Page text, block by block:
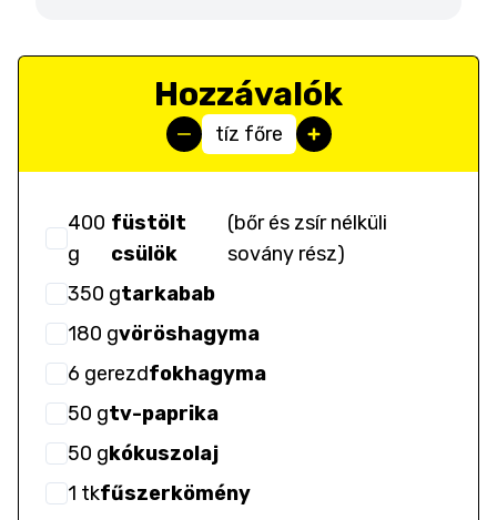
Hozzávalók
tíz főre
400
g
füstölt
csülök
(bőr és zsír nélküli
sovány rész)
350 gtarkabab
180 gvöröshagyma
6 gerezdfokhagyma
50 gtv-paprika
50 gkókuszolaj
1 tkfűszerkömény